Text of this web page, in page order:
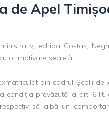
de Apel
echipa Costaș,
o “motivare secretă”.
din cadrul Școlii de
condiția prevăzută la art. 6
să aibă un